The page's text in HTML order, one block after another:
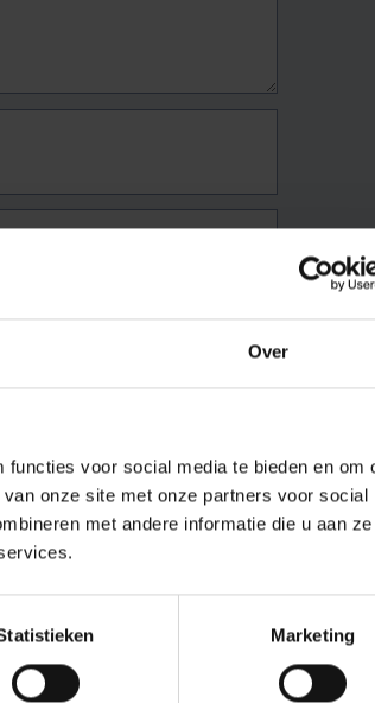
Over
voor social media te bieden en om
onze site met onze partners voor social
met andere informatie die u aan
Marketing